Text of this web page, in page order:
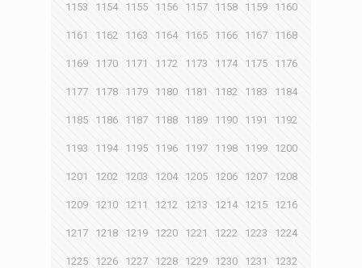
1153 1154 1155 1156 1157 1158 1159 1160
1161 1162 1163 1164 1165 1166 1167 1168
1169 1170 1171 1172 1173 1174 1175 1176
1177 1178 1179 1180 1181 1182 1183 1184
1185 1186 1187 1188 1189 1190 1191 1192
1193 1194 1195 1196 1197 1198 1199 1200
1201 1202 1203 1204 1205 1206 1207 1208
1209 1210 1211 1212 1213 1214 1215 1216
1217 1218 1219 1220 1221 1222 1223 1224
1225 1226 1227 1228 1229 1230 1231 1232